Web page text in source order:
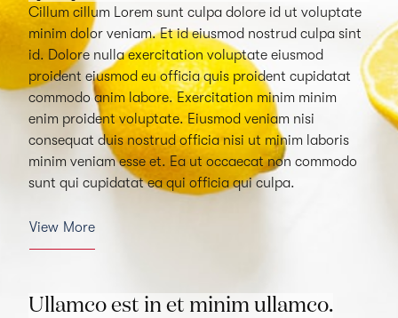
Cillum cillum Lorem sunt culpa dolore id ut voluptate
minim dolor veniam. Et id eiusmod nostrud culpa sint
id. Dolore nulla exercitation voluptate eiusmod
proident eiusmod eu officia quis proident cupidatat
commodo anim labore. Exercitation minim minim
enim proident voluptate. Eiusmod veniam nisi
consequat duis nostrud officia nisi ut minim laboris
minim veniam esse et. Ea ut occaecat non commodo
sunt qui cupidatat ea qui officia qui culpa.
View More
Ullamco est in et minim ullamco.